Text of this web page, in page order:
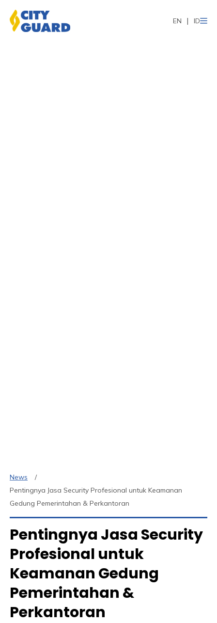
EN ID
News
Pentingnya Jasa Security Profesional untuk Keamanan
Gedung Pemerintahan & Perkantoran
Pentingnya Jasa Security
Profesional untuk
Keamanan Gedung
Pemerintahan &
Perkantoran